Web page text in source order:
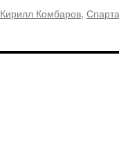
Кирилл Комбаров,